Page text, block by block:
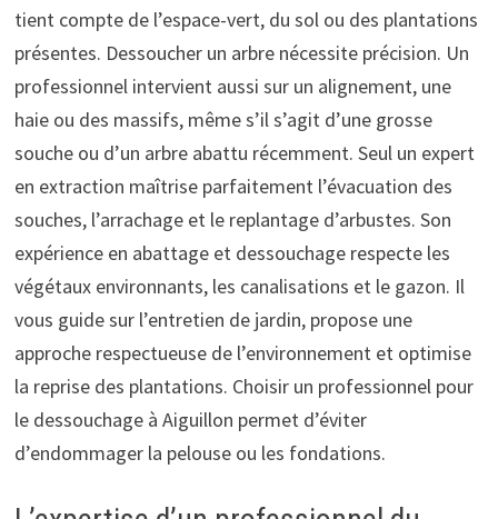
tient compte de l’espace-vert, du sol ou des plantations
présentes. Dessoucher un arbre nécessite précision. Un
professionnel intervient aussi sur un alignement, une
haie ou des massifs, même s’il s’agit d’une grosse
souche ou d’un arbre abattu récemment. Seul un expert
en extraction maîtrise parfaitement l’évacuation des
souches, l’arrachage et le replantage d’arbustes. Son
expérience en abattage et dessouchage respecte les
végétaux environnants, les canalisations et le gazon. Il
vous guide sur l’entretien de jardin, propose une
approche respectueuse de l’environnement et optimise
la reprise des plantations. Choisir un professionnel pour
le dessouchage à Aiguillon permet d’éviter
d’endommager la pelouse ou les fondations.